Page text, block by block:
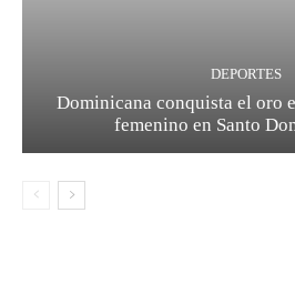
DEPORTES
Dominicana conquista el oro
femenino en Santo